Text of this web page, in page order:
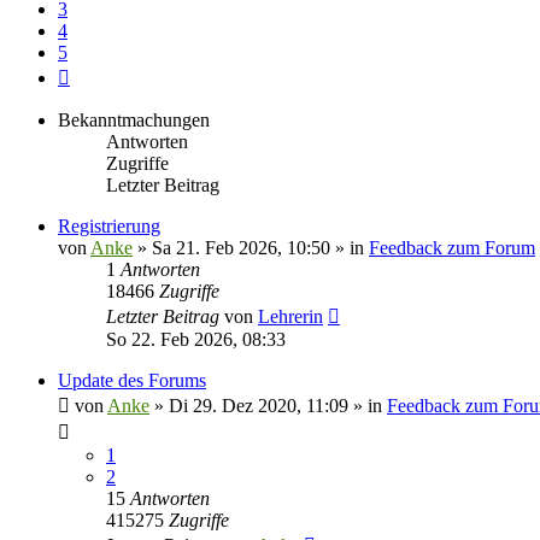
3
4
5
Bekanntmachungen
Antworten
Zugriffe
Letzter Beitrag
Registrierung
von Anke » Sa 21. Feb 2026, 10:50 » in Feedback zum Forum
1 Antworten
18466 Zugriffe
Letzter Beitrag von Lehrerin
So 22. Feb 2026, 08:33
Update des Forums
von Anke » Di 29. Dez 2020, 11:09 » in Feedback zum
1
2
15 Antworten
415275 Zugriffe